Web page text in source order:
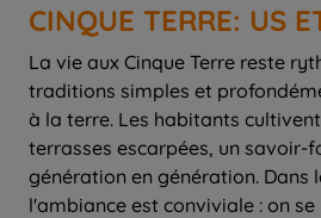
CINQUE TERRE: US
La vie aux Cinque Terre reste
traditions simples et
à la terre. Les habitants
terrasses escarpées, un savoir-
génération en génération. Dans
l'ambiance est conviviale : on